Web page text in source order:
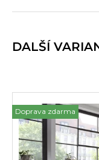
DALŠÍ
Doprava zdarma